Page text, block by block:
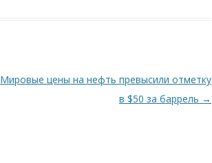
Мировые цены на нефть превысили отметку
в $50 за баррель →